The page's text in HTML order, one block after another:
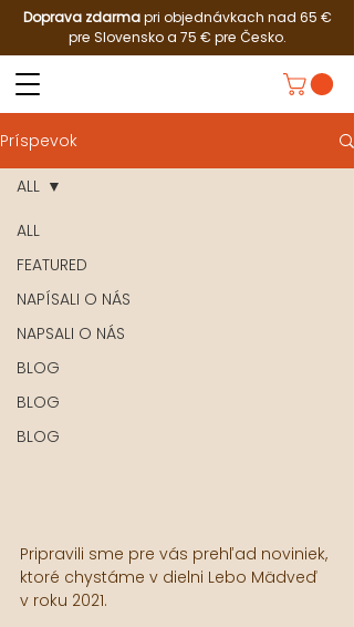
Doprava zdarmapri objednávkach nad 65 €
pre Slovensko a 75 € pre Česko.
Príspevok
ALL
FEATURED
NAPÍSALI O NÁS
NAPSALI O NÁS
BLOG
BLOG
BLOG
ALL
Pripravili sme pre vás prehľad noviniek,
ktoré chystáme v dielni Lebo Mädveď
v roku 2021.